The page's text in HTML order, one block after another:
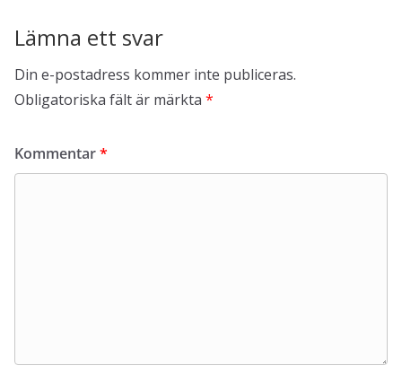
Lämna ett svar
Din e-postadress kommer inte publiceras.
Obligatoriska fält är märkta *
Kommentar*